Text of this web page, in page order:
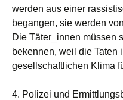
werden aus einer
begangen, sie werden
Die Täter_innen müssen
bekennen, weil die Taten
gesellschaftlichen Klima
4. Polizei und